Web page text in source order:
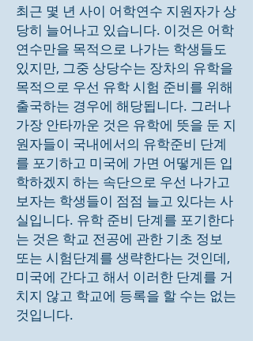
최근 몇 년 사이 어학연수 지원자가 상
당히 늘어나고 있습니다. 이것은 어학
연수만을 목적으로 나가는 학생들도
있지만, 그중 상당수는 장차의 유학을
목적으로 우선 유학 시험 준비를 위해
출국하는 경우에 해당됩니다. 그러나
가장 안타까운 것은 유학에 뜻을 둔 지
원자들이 국내에서의 유학준비 단계
를 포기하고 미국에 가면 어떻게든 입
학하겠지 하는 속단으로 우선 나가고
보자는 학생들이 점점 늘고 있다는 사
실입니다. 유학 준비 단계를 포기한다
는 것은 학교 전공에 관한 기초 정보
또는 시험단계를 생략한다는 것인데,
미국에 간다고 해서 이러한 단계를 거
치지 않고 학교에 등록을 할 수는 없는
것입니다.